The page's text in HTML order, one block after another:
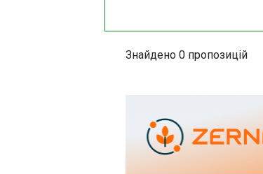
Знайдено 0 пропозицій